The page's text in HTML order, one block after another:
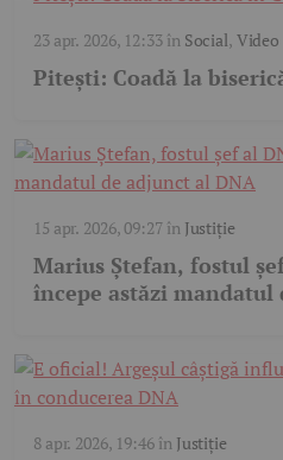
23 apr. 2026, 12:33în Social, Video
Pitești: Coadă la
15 apr. 2026, 09:27în Justiție
Marius Ștefan, fostul
începe astăzi mandatul
8 apr. 2026, 19:46în Justiție